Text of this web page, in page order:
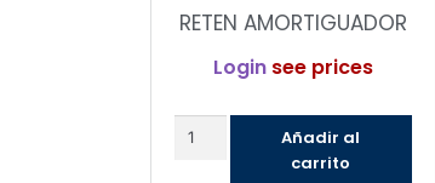
RETEN AMORTIGUADOR
Loginsee prices
Añadir al
carrito